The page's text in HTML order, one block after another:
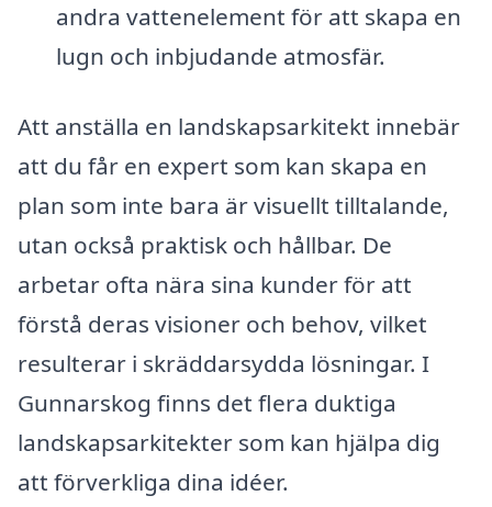
andra vattenelement för att skapa en
lugn och inbjudande atmosfär.
Att anställa en landskapsarkitekt innebär
att du får en expert som kan skapa en
plan som inte bara är visuellt tilltalande,
utan också praktisk och hållbar. De
arbetar ofta nära sina kunder för att
förstå deras visioner och behov, vilket
resulterar i skräddarsydda lösningar. I
Gunnarskog finns det flera duktiga
landskapsarkitekter som kan hjälpa dig
att förverkliga dina idéer.